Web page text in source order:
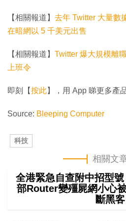
【相關報道】 去年 Twitter 大量數
在暗網以 5 千美元出售
【相關報道】 Twitter 爆大規模離
上班令
即刻【按此】，用 App 睇更多產
Source: Bleeping Computer
科技
相關文
全港緊急自查附中招型
部Router變殭屍網小心
斷黑客